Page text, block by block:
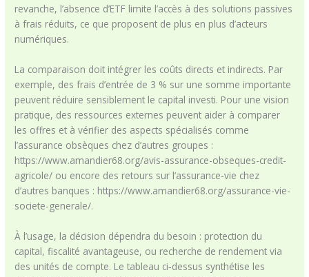
revanche, l’absence d’ETF limite l’accès à des solutions passives
à frais réduits, ce que proposent de plus en plus d’acteurs
numériques.
La comparaison doit intégrer les coûts directs et indirects. Par
exemple, des frais d’entrée de 3 % sur une somme importante
peuvent réduire sensiblement le capital investi. Pour une vision
pratique, des ressources externes peuvent aider à comparer
les offres et à vérifier des aspects spécialisés comme
l’assurance obsèques chez d’autres groupes :
https://www.amandier68.org/avis-assurance-obseques-credit-
agricole/ ou encore des retours sur l’assurance-vie chez
d’autres banques : https://www.amandier68.org/assurance-vie-
societe-generale/.
À l’usage, la décision dépendra du besoin : protection du
capital, fiscalité avantageuse, ou recherche de rendement via
des unités de compte. Le tableau ci‑dessus synthétise les